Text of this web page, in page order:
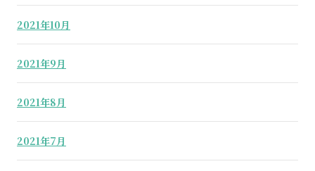
2021年10月
2021年9月
2021年8月
2021年7月